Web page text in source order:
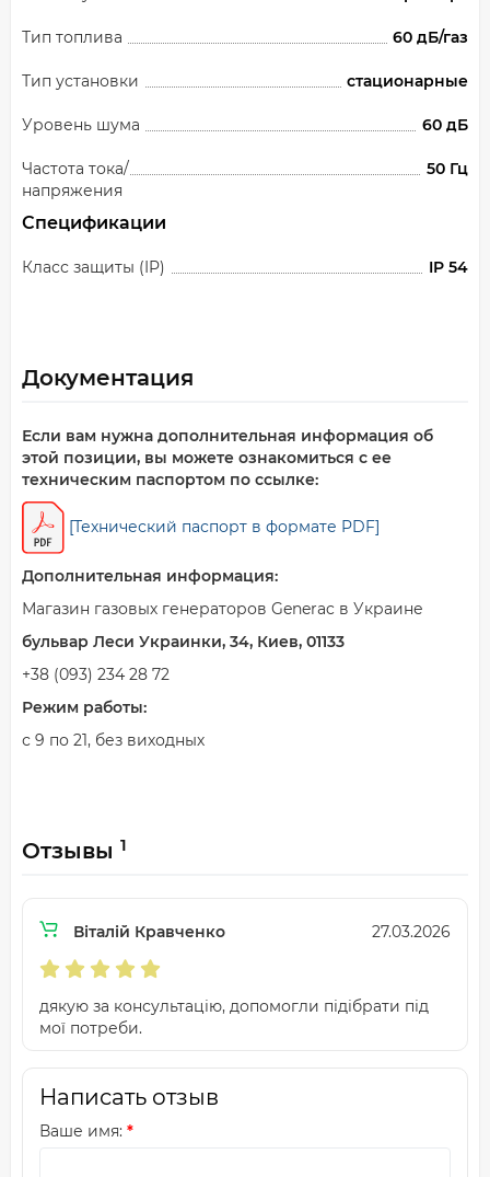
Тип топлива 60 дБ/газ
Тип установки стационарные
Уровень шума 60 дБ
Частота тока/
напряжения
50 Гц
Спецификации
Класс защиты (IP) IP 54
Документация
Если вам нужна дополнительная информация об
этой позиции, вы можете ознакомиться с ее
техническим паспортом по ссылке:
[Технический паспорт в формате PDF]
Дополнительная информация:
Магазин газовых генераторов Generac в Украине
бульвар Леси Украинки, 34, Киев, 01133
+38 (093) 234 28 72
Режим работы:
с 9 по 21, без виходных
Отзывы 1
Віталій Кравченко 27.03.2026
дякую за консультацію, допомогли підібрати під
мої потреби.
Написать отзыв
Ваше имя: